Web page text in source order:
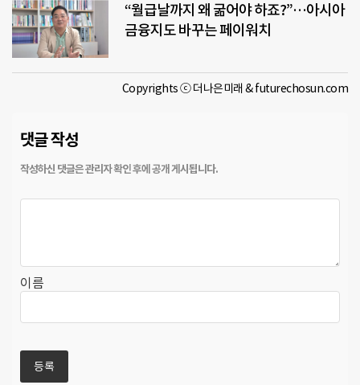
“월급날까지 왜 굶어야 하죠?”…아시아
금융지도 바꾸는 페이워치
Copyrights ⓒ 더나은미래 & futurechosun.com
댓글 작성
이름